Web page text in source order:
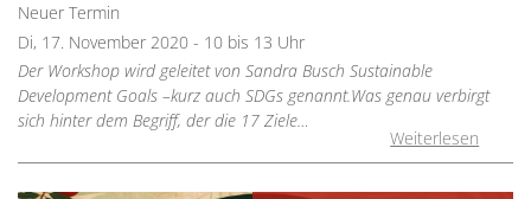
Neuer Termin
Di, 17. November 2020 - 10 bis 13 Uhr
Der Workshop wird geleitet von Sandra Busch Sustainable
Development Goals –kurz auch SDGs genannt.Was genau verbirgt
sich hinter dem Begriff, der die 17 Ziele…
Weiterlesen